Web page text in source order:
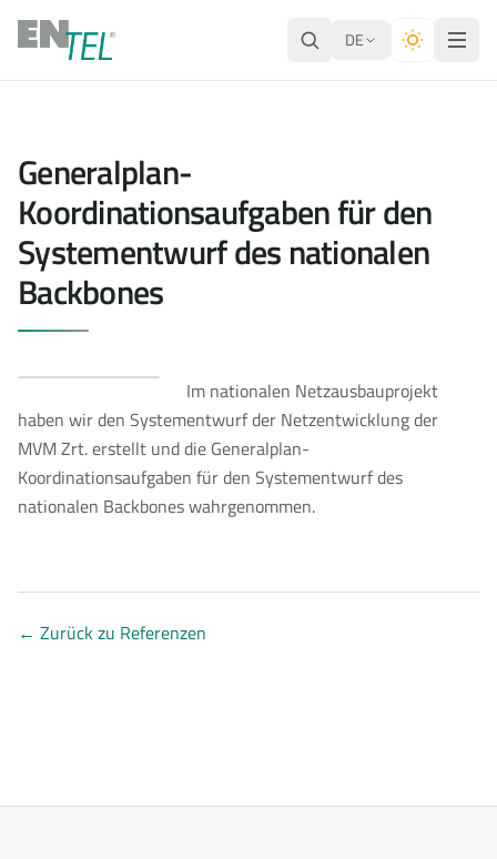
DE
Generalplan-
Koordinationsaufgaben für den
Systementwurf des nationalen
Backbones
Im nationalen Netzausbauprojekt
haben wir den Systementwurf der Netzentwicklung der
MVM Zrt. erstellt und die Generalplan-
Koordinationsaufgaben für den Systementwurf des
nationalen Backbones wahrgenommen.
← Zurück zu Referenzen